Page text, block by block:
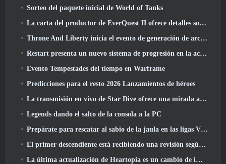
Sorteo del paquete inicial de World of Tanks
La carta del productor de EverQuest II ofrece detalles sobre el servidor de expansión con tiempo bloqueado
Throne And Liberty inicia el evento de generación de archboss doble
Restart presenta un nuevo sistema de progresión en la actualización de la temporada SS4
Evento Tempestades del tiempo en Warframe
Predicciones para el resto 2026 Lanzamientos de héroes
La transmisión en vivo de Star Dive ofrece una mirada al juego en acción antes del lanzamiento
Legends dando el salto de la consola a la PC
Prepárate para rescatar al sabio de la jaula en las ligas VI de RuneScape de la vieja escuela: Pactos demoniacos
El primer descendiente está recibiendo una revisión según Dev Stream
La última actualización de Heartopia es un cambio de imagen al estilo de Alicia en el país de las maravillas